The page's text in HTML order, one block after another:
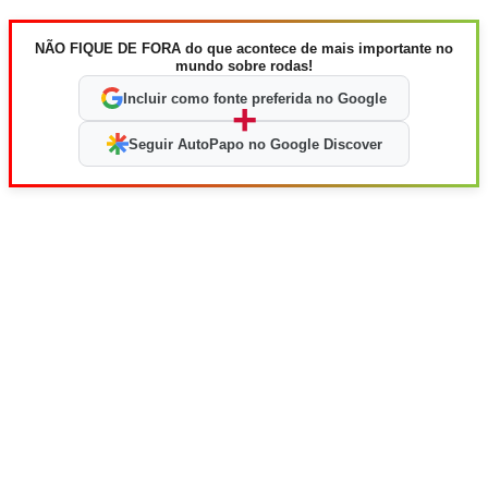
NÃO FIQUE DE FORA do que acontece de mais importante no
mundo sobre rodas!
Incluir como fonte preferida no Google
+
Seguir AutoPapo no Google Discover